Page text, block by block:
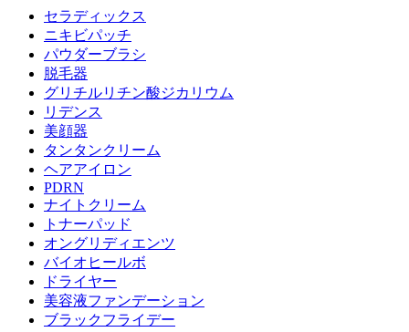
セラディックス
ニキビパッチ
パウダーブラシ
脱毛器
グリチルリチン酸ジカリウム
リデンス
美顔器
タンタンクリーム
ヘアアイロン
PDRN
ナイトクリーム
トナーパッド
オングリディエンツ
バイオヒールボ
ドライヤー
美容液ファンデーション
ブラックフライデー